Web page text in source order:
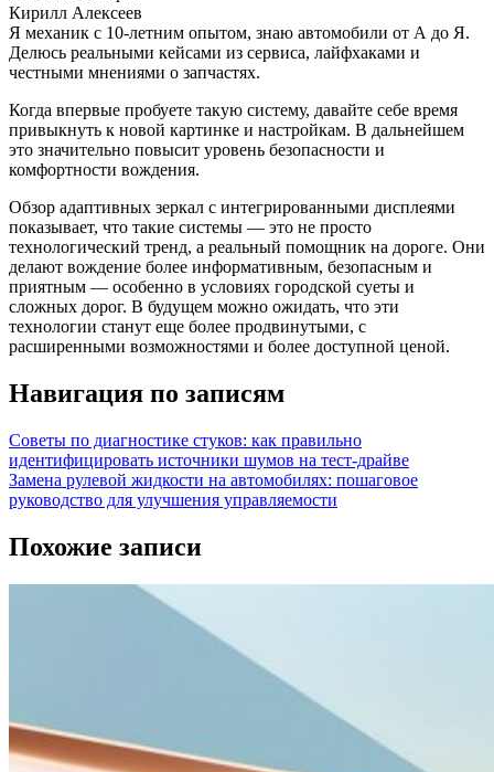
Кирилл Алексеев
Я механик с 10-летним опытом, знаю автомобили от А до Я.
Делюсь реальными кейсами из сервиса, лайфхаками и
честными мнениями о запчастях.
Когда впервые пробуете такую систему, давайте себе время
привыкнуть к новой картинке и настройкам. В дальнейшем
это значительно повысит уровень безопасности и
комфортности вождения.
Обзор адаптивных зеркал с интегрированными дисплеями
показывает, что такие системы — это не просто
технологический тренд, а реальный помощник на дороге. Они
делают вождение более информативным, безопасным и
приятным — особенно в условиях городской суеты и
сложных дорог. В будущем можно ожидать, что эти
технологии станут еще более продвинутыми, с
расширенными возможностями и более доступной ценой.
Навигация по записям
Советы по диагностике стуков: как правильно
идентифицировать источники шумов на тест-драйве
Замена рулевой жидкости на автомобилях: пошаговое
руководство для улучшения управляемости
Похожие записи